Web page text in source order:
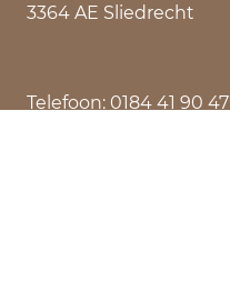
3364 AE Sliedrecht
Telefoon: 0184 41 90 47